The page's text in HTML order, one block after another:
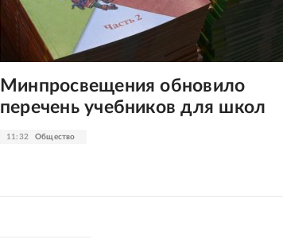
11:32 Общество
Минпросвещения обновило
перечень учебников для школ